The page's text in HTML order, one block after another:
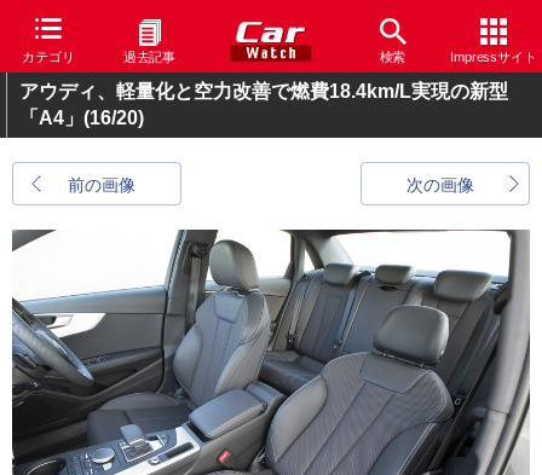
カテゴリ 過去記事 検索 Impressサイト
アウディ、軽量化と空力改善で燃費18.4km/L実現の新型
「A4」 (16/20)
前の画像 次の画像